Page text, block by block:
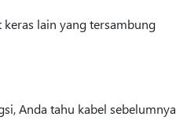
keras lain yang tersambung
Anda tahu kabel sebelumnya